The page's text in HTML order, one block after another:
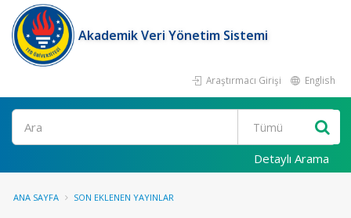
Akademik Veri Yönetim Sistemi
Araştırmacı Girişi English
Ara
Detaylı Arama
ANA SAYFA SON EKLENEN YAYINLAR